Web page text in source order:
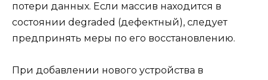
потери данных. Если массив находится в
состоянии degraded (дефектный), следует
предпринять меры по его восстановлению.
При добавлении нового устройства в